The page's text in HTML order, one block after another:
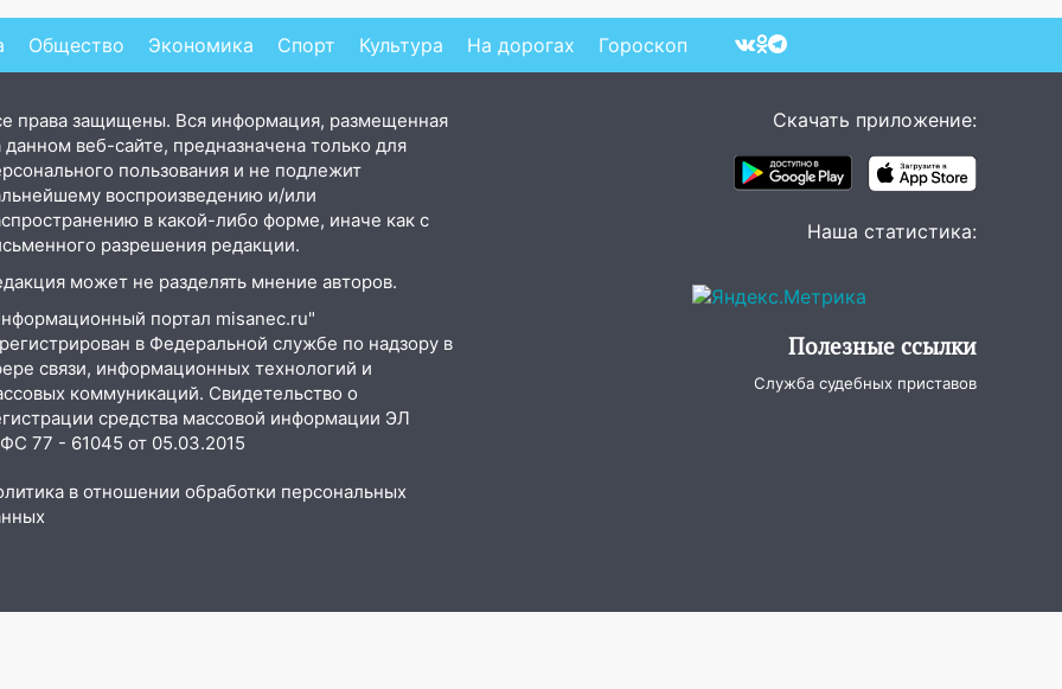
хлопок
Общество Экономика Спорт Культура На дорогах Гороскоп
права защищены. Вся информация, размещенная
данном веб-сайте, предназначена только для
пользования и не подлежит
воспроизведению и/или
в какой-либо форме, иначе как с
разрешения редакции.
может не разделять мнение авторов.
портал misanec.ru"
в Федеральной службе по надзору в
связи, информационных технологий и
коммуникаций. Свидетельство о
средства массовой информации ЭЛ
77 - 61045 от 05.03.2015
в отношении обработки персональных
Скачать приложение:
Наша статистика:
Полезные ссылки
Служба судебных приставов